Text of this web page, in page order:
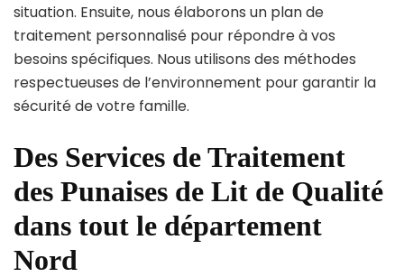
situation. Ensuite, nous élaborons un plan de
traitement personnalisé pour répondre à vos
besoins spécifiques. Nous utilisons des méthodes
respectueuses de l’environnement pour garantir la
sécurité de votre famille.
Des Services de Traitement
des Punaises de Lit de Qualité
dans tout le département
Nord